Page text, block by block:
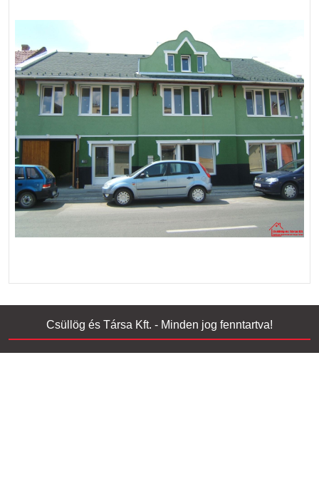
Csüllög és Társa Kft. - Minden jog fenntartva!
Home Construction Company WordPress Theme